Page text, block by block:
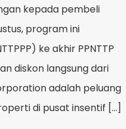
kepada pembeli
program ini
ke akhir PPNTTP
diskon langsung dari
adalah peluang
di pusat insentif […]